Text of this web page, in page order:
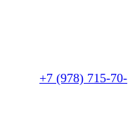
+7 (978) 715-70-